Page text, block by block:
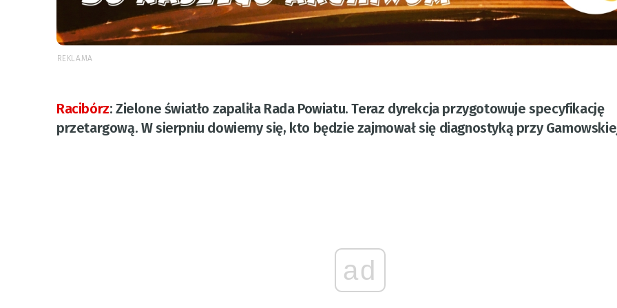
REKLAMA
Racibórz:Zielone światło zapaliła Rada Powiatu. Teraz dyrekcja przygotowuje specyfikację
przetargową. W sierpniu dowiemy się, kto będzie zajmował się diagnostyką przy
ad